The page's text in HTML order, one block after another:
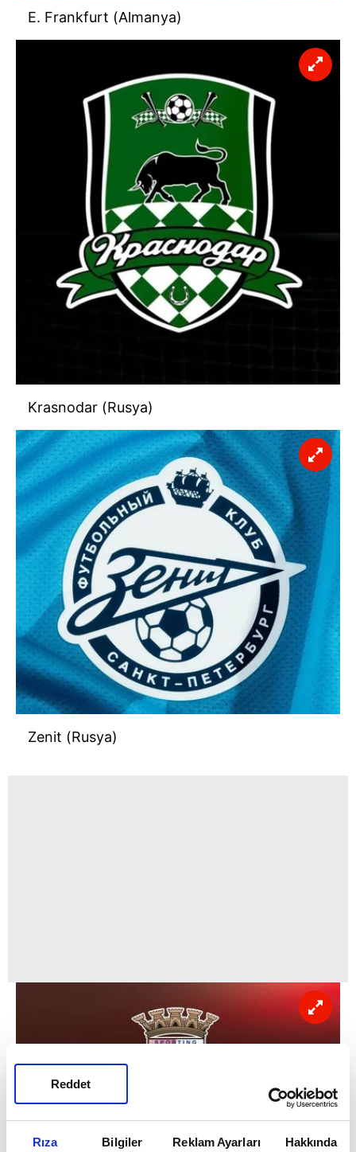
Rıza Bilgiler Reklam Ayarları Hakkında
Reddet
E. Frankfurt (Almanya)
Krasnodar (Rusya)
Zenit (Rusya)